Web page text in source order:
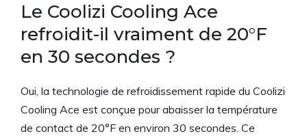
Le Coolizi Cooling Ace
refroidit-il vraiment de 20°F
en 30 secondes ?
Oui, la technologie de refroidissement rapide du Coolizi
Cooling Ace est conçue pour abaisser la température
de contact de 20°F en environ 30 secondes. Ce